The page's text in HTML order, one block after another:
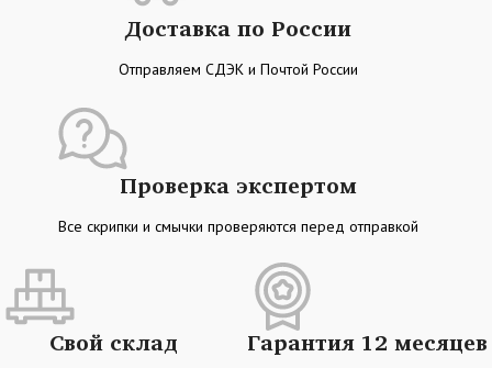
Доставка по России
Отправляем СДЭК и Почтой России
Проверка экспертом
Все скрипки и смычки проверяются перед отправкой
Свой склад Гарантия 12 месяцев